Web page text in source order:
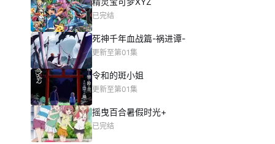
已完结
死神千年血战篇-祸进谭-
更新至第01集
令和的斑小姐
更新至第01集
摇曳百合暑假时光+
已完结